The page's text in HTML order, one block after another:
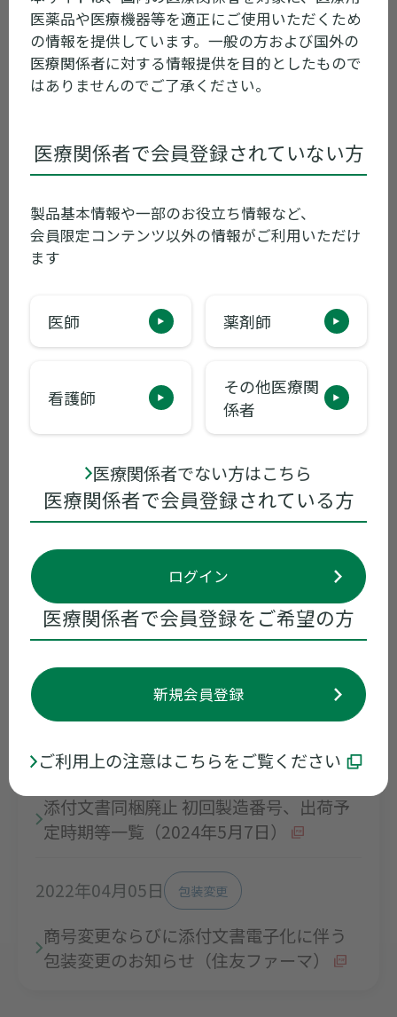
医薬品や医療機器等を適正にご使用いただくため
の情報を提供しています。一般の方および国外の
医療関係者に対する情報提供を目的としたもので
はありませんのでご了承ください。
医療関係者で会員登録されていない方
製品基本情報や一部のお役立ち情報など、
会員限定コンテンツ以外の情報がご利用いただけ
ます
医師 薬剤師
看護師
その他医療関
係者
医療関係者でない方はこちら
医療関係者で会員登録されている方
ログイン
医療関係者で会員登録をご希望の方
新規会員登録
ご利用上の注意はこちらをご覧ください
製品画像ダウンロード
ミリプラ動注用70mg 供給に関するお知ら
2025年07月03日 包装変更
ミリプラ動注用70mg 包装変更のお知らせ
2025年03月03日 その他
ミリプラ動注用70mg 供給に関するご案内
2024年05月07日 包装変更
添付文書同梱廃止 初回製造番号、出荷予
定時期等一覧（2024年5月7日）
2022年04月05日 包装変更
商号変更ならびに添付文書電子化に伴う
包装変更のお知らせ（住友ファーマ）